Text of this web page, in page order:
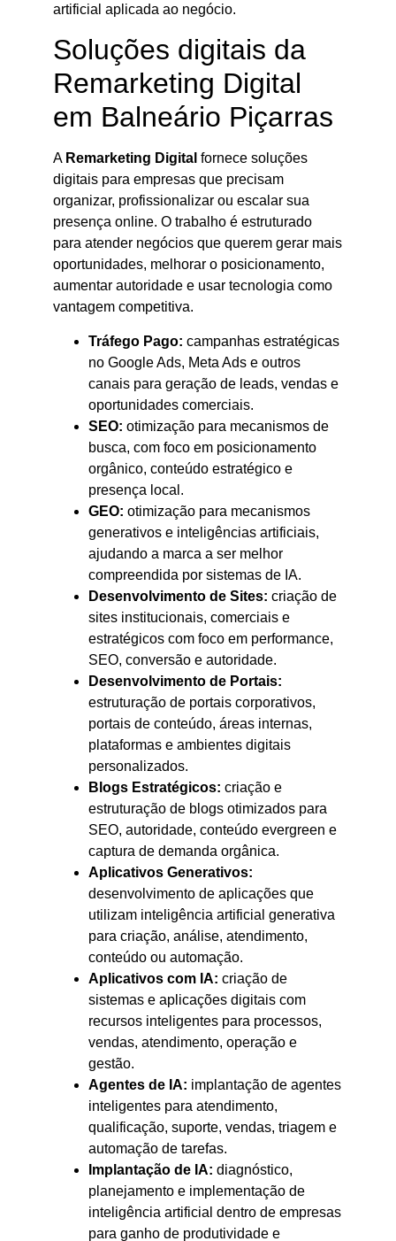
artificial aplicada ao negócio.
Soluções digitais da
Remarketing Digital
em Balneário Piçarras
A Remarketing Digital fornece soluções
digitais para empresas que precisam
organizar, profissionalizar ou escalar sua
presença online. O trabalho é estruturado
para atender negócios que querem gerar mais
oportunidades, melhorar o posicionamento,
aumentar autoridade e usar tecnologia como
vantagem competitiva.
Tráfego Pago: campanhas estratégicas
no Google Ads, Meta Ads e outros
canais para geração de leads, vendas e
oportunidades comerciais.
SEO: otimização para mecanismos de
busca, com foco em posicionamento
orgânico, conteúdo estratégico e
presença local.
GEO: otimização para mecanismos
generativos e inteligências artificiais,
ajudando a marca a ser melhor
compreendida por sistemas de IA.
Desenvolvimento de Sites: criação de
sites institucionais, comerciais e
estratégicos com foco em performance,
SEO, conversão e autoridade.
Desenvolvimento de Portais:
estruturação de portais corporativos,
portais de conteúdo, áreas internas,
plataformas e ambientes digitais
personalizados.
Blogs Estratégicos: criação e
estruturação de blogs otimizados para
SEO, autoridade, conteúdo evergreen e
captura de demanda orgânica.
Aplicativos Generativos:
desenvolvimento de aplicações que
utilizam inteligência artificial generativa
para criação, análise, atendimento,
conteúdo ou automação.
Aplicativos com IA: criação de
sistemas e aplicações digitais com
recursos inteligentes para processos,
vendas, atendimento, operação e
gestão.
Agentes de IA: implantação de agentes
inteligentes para atendimento,
qualificação, suporte, vendas, triagem e
automação de tarefas.
Implantação de IA: diagnóstico,
planejamento e implementação de
inteligência artificial dentro de empresas
para ganho de produtividade e